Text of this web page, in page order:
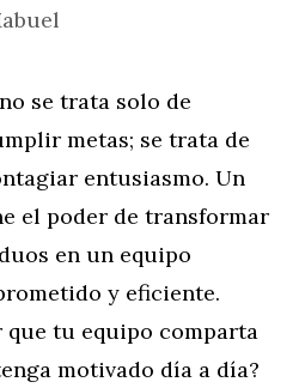
se trata solo de
metas; se trata de
entusiasmo. Un
el poder de transformar
en un equipo
y eficiente.
que tu equipo comparta
motivado día a día?